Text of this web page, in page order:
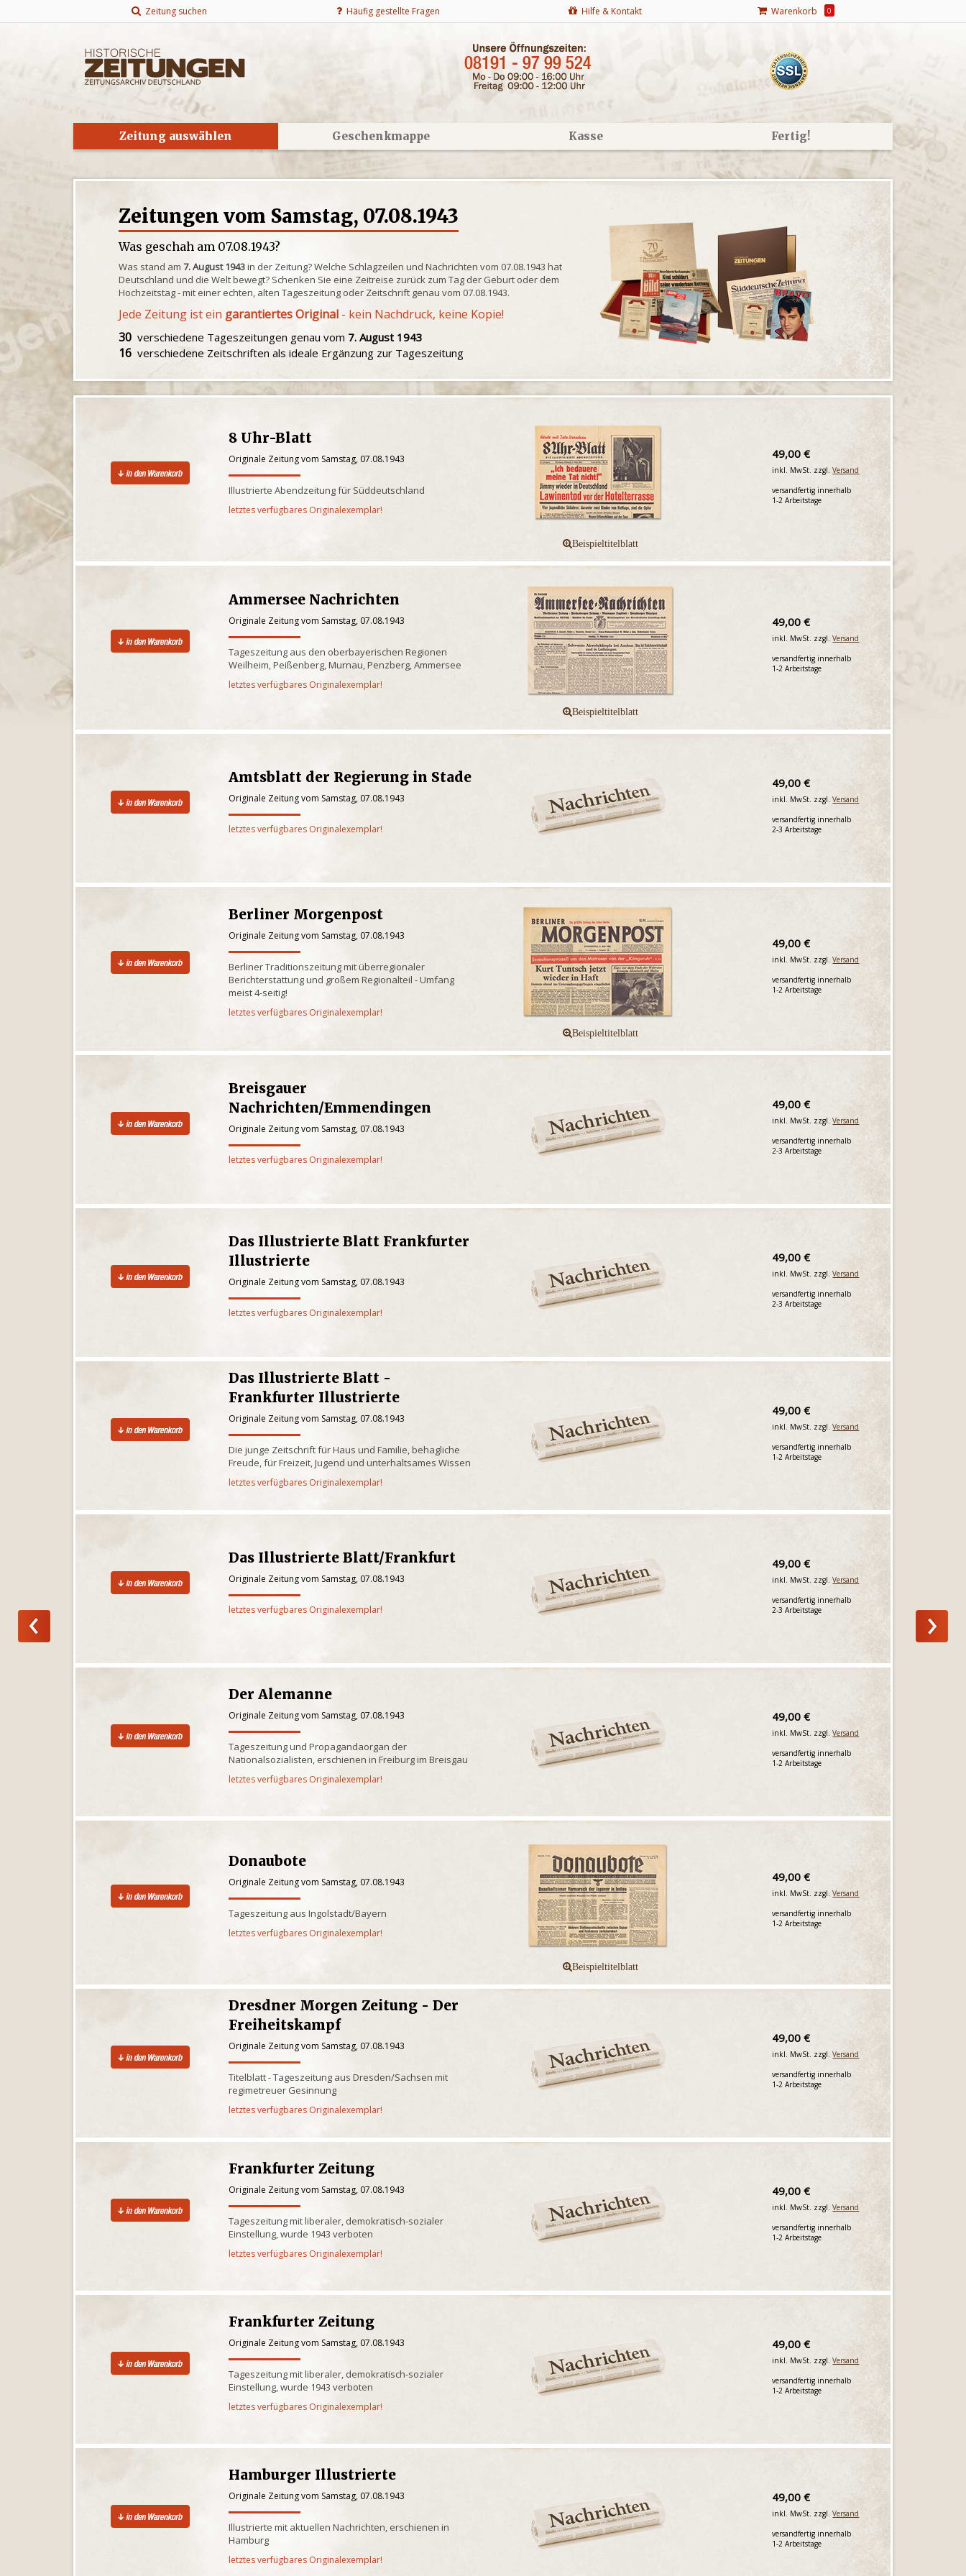
Zeitung suchen Häufig gestellte Fragen Hilfe & Kontakt Warenkorb 0
Zeitung auswählen Geschenkmappe Kasse Fertig!
Zeitungen vom Samstag, 07.08.1943
Was geschah am 07.08.1943?
Was stand am7. August 1943in der Zeitung? Welche Schlagzeilen und Nachrichten vom 07.08.1943 hat
Deutschland und die Welt bewegt? Schenken Sie eine Zeitreise zurück zum Tag der Geburt oder dem
Hochzeitstag - mit einer echten, alten Tageszeitung oder Zeitschrift genau vom 07.08.1943.
Jede Zeitung ist ein garantiertes Original - kein Nachdruck, keine Kopie!
30 verschiedene Tageszeitungen genau vom 7. August 1943
16 verschiedene Zeitschriften als ideale Ergänzung zur Tageszeitung
8 Uhr-Blatt
Originale Zeitung vom Samstag, 07.08.1943
Illustrierte Abendzeitung für Süddeutschland
letztes verfügbares Originalexemplar!
49,00 €
inkl. MwSt. zzgl.Versand
versandfertig innerhalb
1-2 Arbeitstage
Ammersee Nachrichten
Originale Zeitung vom Samstag, 07.08.1943
Tageszeitung aus den oberbayerischen Regionen
Weilheim, Peißenberg, Murnau, Penzberg, Ammersee
letztes verfügbares Originalexemplar!
49,00 €
inkl. MwSt. zzgl.Versand
versandfertig innerhalb
1-2 Arbeitstage
Amtsblatt der Regierung in Stade
Originale Zeitung vom Samstag, 07.08.1943
letztes verfügbares Originalexemplar!
49,00 €
inkl. MwSt. zzgl.Versand
versandfertig innerhalb
2-3 Arbeitstage
Berliner Morgenpost
Originale Zeitung vom Samstag, 07.08.1943
Berliner Traditionszeitung mit überregionaler
Berichterstattung und großem Regionalteil - Umfang
meist 4-seitig!
letztes verfügbares Originalexemplar!
49,00 €
inkl. MwSt. zzgl.Versand
versandfertig innerhalb
1-2 Arbeitstage
Breisgauer
Nachrichten/Emmendingen
Originale Zeitung vom Samstag, 07.08.1943
letztes verfügbares Originalexemplar!
49,00 €
inkl. MwSt. zzgl.Versand
versandfertig innerhalb
2-3 Arbeitstage
Das Illustrierte Blatt Frankfurter
Illustrierte
Originale Zeitung vom Samstag, 07.08.1943
letztes verfügbares Originalexemplar!
49,00 €
inkl. MwSt. zzgl.Versand
versandfertig innerhalb
2-3 Arbeitstage
Das Illustrierte Blatt -
Frankfurter Illustrierte
Originale Zeitung vom Samstag, 07.08.1943
Die junge Zeitschrift für Haus und Familie, behagliche
Freude, für Freizeit, Jugend und unterhaltsames Wissen
letztes verfügbares Originalexemplar!
49,00 €
inkl. MwSt. zzgl.Versand
versandfertig innerhalb
1-2 Arbeitstage
Das Illustrierte Blatt/Frankfurt
Originale Zeitung vom Samstag, 07.08.1943
letztes verfügbares Originalexemplar!
49,00 €
inkl. MwSt. zzgl.Versand
versandfertig innerhalb
2-3 Arbeitstage
Der Alemanne
Originale Zeitung vom Samstag, 07.08.1943
Tageszeitung und Propagandaorgan der
Nationalsozialisten, erschienen in Freiburg im Breisgau
letztes verfügbares Originalexemplar!
49,00 €
inkl. MwSt. zzgl.Versand
versandfertig innerhalb
1-2 Arbeitstage
Donaubote
Originale Zeitung vom Samstag, 07.08.1943
Tageszeitung aus Ingolstadt/Bayern
letztes verfügbares Originalexemplar!
49,00 €
inkl. MwSt. zzgl.Versand
versandfertig innerhalb
1-2 Arbeitstage
Dresdner Morgen Zeitung - Der
Freiheitskampf
Originale Zeitung vom Samstag, 07.08.1943
Titelblatt - Tageszeitung aus Dresden/Sachsen mit
regimetreuer Gesinnung
letztes verfügbares Originalexemplar!
49,00 €
inkl. MwSt. zzgl.Versand
versandfertig innerhalb
1-2 Arbeitstage
Frankfurter Zeitung
Originale Zeitung vom Samstag, 07.08.1943
Tageszeitung mit liberaler, demokratisch-sozialer
Einstellung, wurde 1943 verboten
letztes verfügbares Originalexemplar!
49,00 €
inkl. MwSt. zzgl.Versand
versandfertig innerhalb
1-2 Arbeitstage
Frankfurter Zeitung
Originale Zeitung vom Samstag, 07.08.1943
Tageszeitung mit liberaler, demokratisch-sozialer
Einstellung, wurde 1943 verboten
letztes verfügbares Originalexemplar!
49,00 €
inkl. MwSt. zzgl.Versand
versandfertig innerhalb
1-2 Arbeitstage
Hamburger Illustrierte
Originale Zeitung vom Samstag, 07.08.1943
Illustrierte mit aktuellen Nachrichten, erschienen in
Hamburg
letztes verfügbares Originalexemplar!
49,00 €
inkl. MwSt. zzgl.Versand
versandfertig innerhalb
1-2 Arbeitstage